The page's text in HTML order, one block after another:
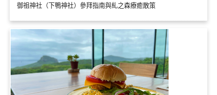
御祖神社（下鴨神社）參拜指南與糺之森療癒散策